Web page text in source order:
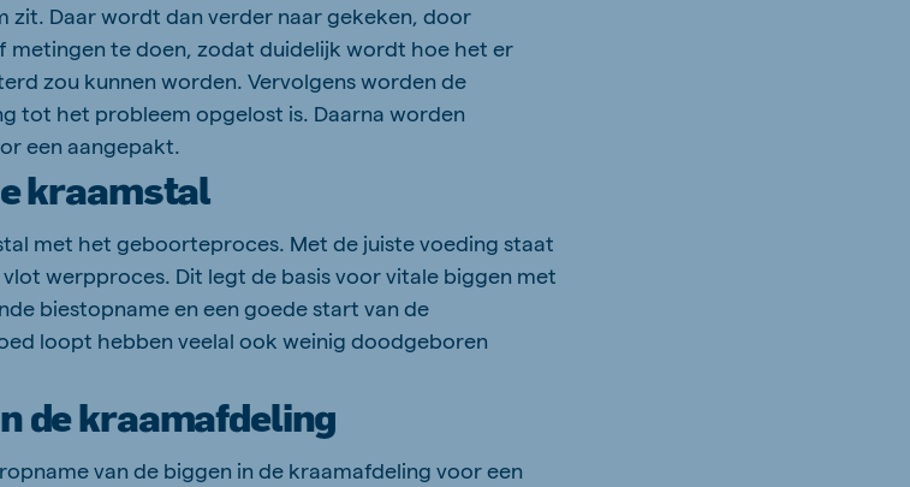
Daar wordt dan verder naar gekeken, door
metingen te doen, zodat duidelijk wordt hoe het er
zou kunnen worden. Vervolgens worden de
tot het probleem opgelost is. Daarna worden
een aangepakt.
kraamstal
met het geboorteproces. Met de juiste voeding staat
werpproces. Dit legt de basis voor vitale biggen met
biestopname en een goede start van de
loopt hebben veelal ook weinig doodgeboren
de kraamafdeling
van de biggen in de kraamafdeling voor een